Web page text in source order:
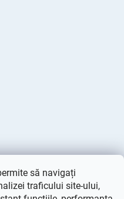
să navigați
traficului site-ului,